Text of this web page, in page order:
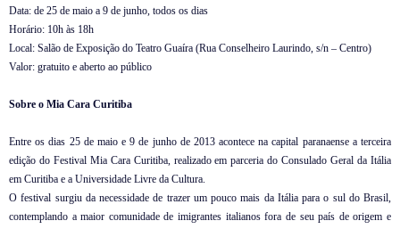
Data: de 25 de maio a 9 de junho, todos os dias
Horário: 10h às 18h
Local: Salão de Exposição do Teatro Guaíra (Rua Conselheiro Laurindo, s/n – Centro)
Valor: gratuito e aberto ao público
Sobre o Mia Cara Curitiba
Entre os dias 25 de maio e 9 de junho de 2013 acontece na capital paranaense a terceira
edição do Festival Mia Cara Curitiba, realizado em parceria do Consulado Geral da Itália
em Curitiba e a Universidade Livre da Cultura.
O festival surgiu da necessidade de trazer um pouco mais da Itália para o sul do Brasil,
contemplando a maior comunidade de imigrantes italianos fora de seu país de origem e